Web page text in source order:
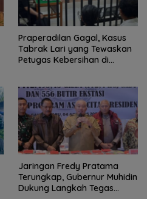
Praperadilan Gagal, Kasus
Tabrak Lari yang Tewaskan
Petugas Kebersihan di
Jaringan Fredy Pratama
Terungkap, Gubernur Muhidin
Dukung Langkah Tegas